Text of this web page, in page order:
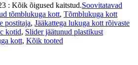
: Kõik õigused kaitstud.Soovitatavad
tõmblukuga kott, Tõmblukuga kott
postitaja, Jääkattega lukuga kott rõivaste
kotid, Slider jäätunud plastikust
kott, Kõik tooted